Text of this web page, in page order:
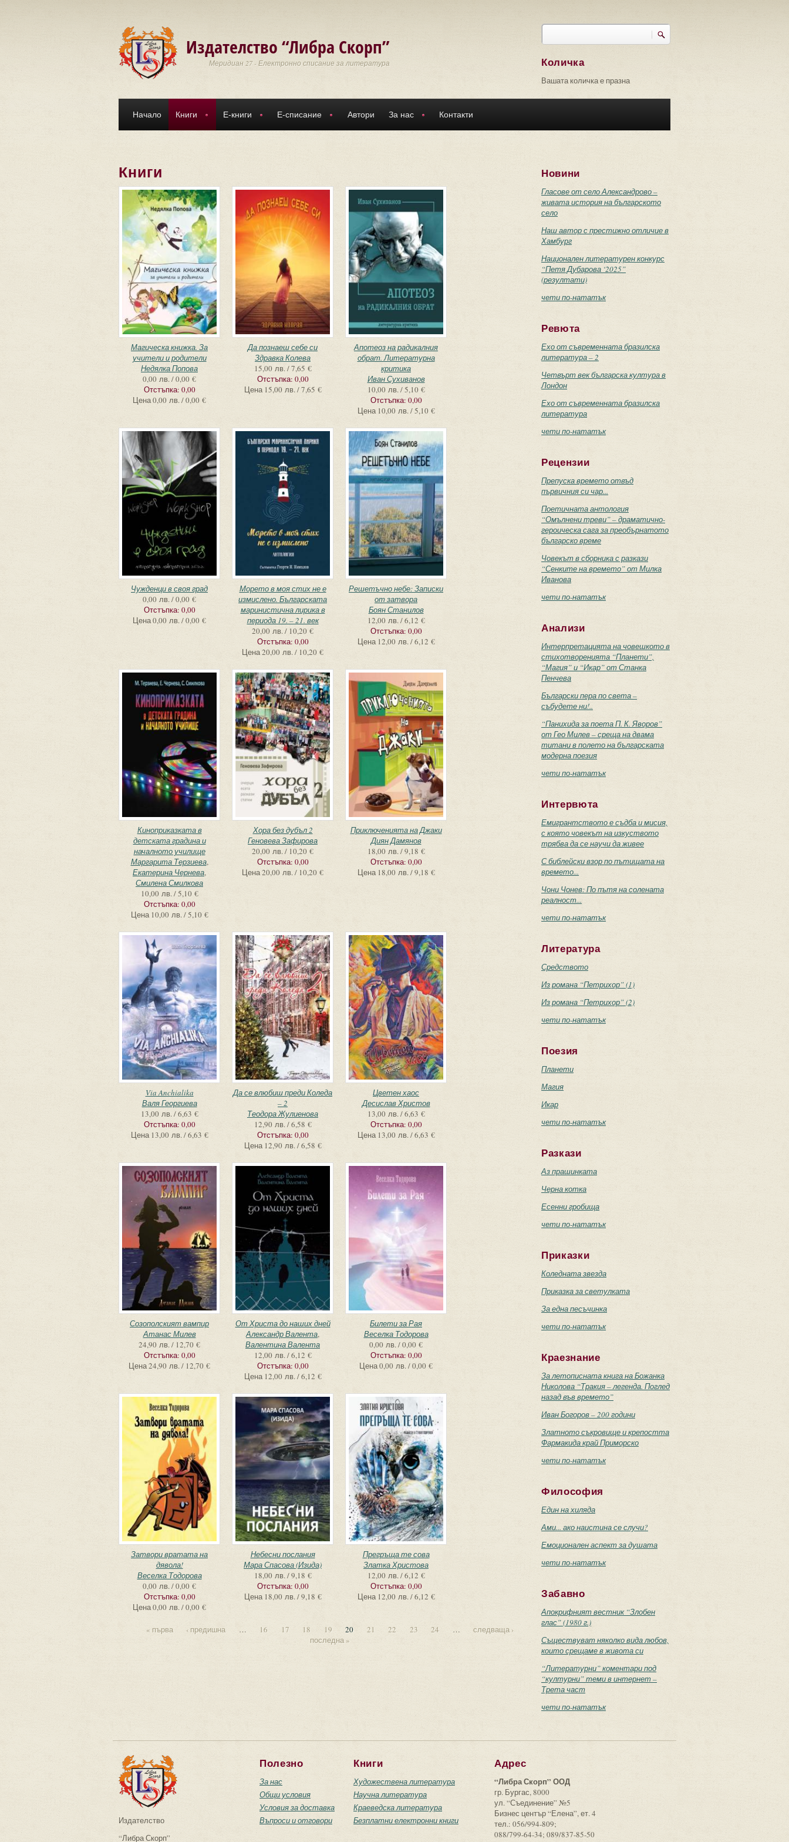
Издателство “Либра Скорп”
Меридиан 27 - Електронно списание за литература
Търси
Количка
Вашата количка е празна
Начало Книги Е-книги Е-списание Автори За нас Контакти
Книги
Магическа книжка. За
учители и родители
Недялка Попова
0,00 лв. / 0,00 €
Отстъпка: 0,00
Цена0,00 лв. / 0,00 €
Да познаеш себе си
Здравка Колева
15,00 лв. / 7,65 €
Отстъпка: 0,00
Цена 15,00 лв. / 7,65 €
Апотеоз на радикалния
обрат. Литературна
критика
Иван Сухиванов
10,00 лв. / 5,10 €
Отстъпка: 0,00
Цена 10,00 лв. / 5,10 €
Чужденци в своя град
0,00 лв. / 0,00 €
Отстъпка: 0,00
Цена0,00 лв. / 0,00 €
Морето в моя стих не е
измислено. Българската
маринистична лирика в
периода 19. – 21. век
20,00 лв. / 10,20 €
Отстъпка: 0,00
Цена20,00 лв. / 10,20 €
Решетъчно небе: Записки
от затвора
Боян Станилов
12,00 лв. / 6,12 €
Отстъпка: 0,00
Цена 12,00 лв. / 6,12 €
Киноприказката в
детската градина и
началното училище
Маргарита Терзиева,
Екатерина Чернева,
Смилена Смилкова
10,00 лв. / 5,10 €
Отстъпка: 0,00
Цена 10,00 лв. / 5,10 €
Хора без дубъл 2
Геновева Зафирова
20,00 лв. / 10,20 €
Отстъпка: 0,00
Цена20,00 лв. / 10,20 €
Приключенията на Джаки
Диян Дамянов
18,00 лв. / 9,18 €
Отстъпка: 0,00
Цена 18,00 лв. / 9,18 €
Via Anchialika
Валя Георгиева
13,00 лв. / 6,63 €
Отстъпка: 0,00
Цена 13,00 лв. / 6,63 €
Да се влюбиш преди Коледа
– 2
Теодора Жулиенова
12,90 лв. / 6,58 €
Отстъпка: 0,00
Цена 12,90 лв. / 6,58 €
Цветен хаос
Десислав Христов
13,00 лв. / 6,63 €
Отстъпка: 0,00
Цена 13,00 лв. / 6,63 €
Созополският вампир
Атанас Милев
24,90 лв. / 12,70 €
Отстъпка: 0,00
Цена24,90 лв. / 12,70 €
От Христа до наших дней
Александр Валента,
Валентина Валента
12,00 лв. / 6,12 €
Отстъпка: 0,00
Цена 12,00 лв. / 6,12 €
Билети за Рая
Веселка Тодорова
0,00 лв. / 0,00 €
Отстъпка: 0,00
Цена0,00 лв. / 0,00 €
Затвори вратата на
дявола!
Веселка Тодорова
0,00 лв. / 0,00 €
Отстъпка: 0,00
Цена0,00 лв. / 0,00 €
Небесни послания
Мара Спасова (Изида)
18,00 лв. / 9,18 €
Отстъпка: 0,00
Цена 18,00 лв. / 9,18 €
Прегръща те сова
Златка Христова
12,00 лв. / 6,12 €
Отстъпка: 0,00
Цена 12,00 лв. / 6,12 €
Страници
« първа ‹ предишна … 16 17 18 19 20 21 22 23 24 …
следваща ›
последна »
Новини
Гласове от село Александрово –
живата история на българското
село
Наш автор с престижно отличие в
Хамбург
Национален литературен конкурс
“Петя Дубарова ‘2025”
(резултати)
чети по-нататък
Ревюта
Ехо от съвременната бразилска
литература – 2
Четвърт век българска култура в
Лондон
Ехо от съвременната бразилска
литература
чети по-нататък
Рецензии
Препуска времето отвъд
първичния си чар...
Поетичната антология
“Омълнени треви” – драматично-
героическа сага за преобърнатото
българско време
Човекът в сборника с разкази
“Сенките на времето” от Милка
Иванова
чети по-нататък
Анализи
Интерпретацията на човешкото в
стихотворенията “Планети”,
“Магия” и “Икар” от Станка
Пенчева
Български пера по света –
събудете ни!..
“Панихида за поета П. К. Яворов”
от Гео Милев – среща на двама
титани в полето на българската
модерна поезия
чети по-нататък
Интервюта
Емигрантството е съдба и мисия,
с която човекът на изкуството
трябва да се научи да живее
С библейски взор по пътищата на
времето...
Чони Чонев: По пътя на солената
реалност...
чети по-нататък
Литература
Средството
Из романа “Петрихор” (1)
Из романа “Петрихор” (2)
чети по-нататък
Поезия
Планети
Магия
Икар
чети по-нататък
Разкази
Аз прашинката
Черна котка
Есенни гробища
чети по-нататък
Приказки
Коледната звезда
Приказка за светулката
За една песъчинка
чети по-нататък
Краезнание
За летописната книга на Божанка
Николова “Тракия – легенда. Поглед
назад във времето”
Иван Богоров – 200 години
Златното съкровище и крепостта
Фармакида край Приморско
чети по-нататък
Философия
Един на хиляда
Ами... ако наистина се случи?
Емоционален аспект за душата
чети по-нататък
Забавно
Апокрифният вестник “Злобен
глас” (1980 г.)
Съществуват няколко вида любов,
които срещаме в живота си
“Литературни” коментари под
“културни” теми в интернет –
Трета част
чети по-нататък
Издателство
“Либра Скорп”
Полезно
За нас
Общи условия
Условия за доставка
Въпроси и отговори
Книги
Художествена литература
Научна литература
Краеведска литература
Безплатни електронни книги
Адрес
“Либра Скорп” ООД
гр. Бургас, 8000
ул. “Съединение” №5
Бизнес център “Елена”, ет. 4
тел.: 056/994-809;
088/799-64-34; 089/837-85-50